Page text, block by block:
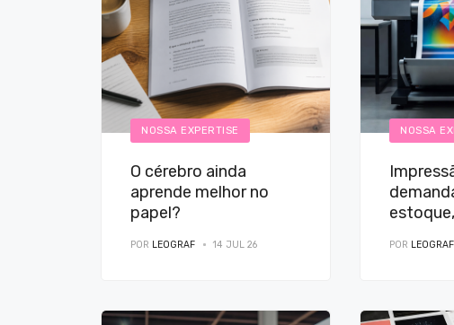
NOSSA EXPERTISE
O cérebro ainda
aprende melhor no
papel?
POR LEOGRAF 14 JUL 26
NOSSA
empresas
POR LEOGRAF